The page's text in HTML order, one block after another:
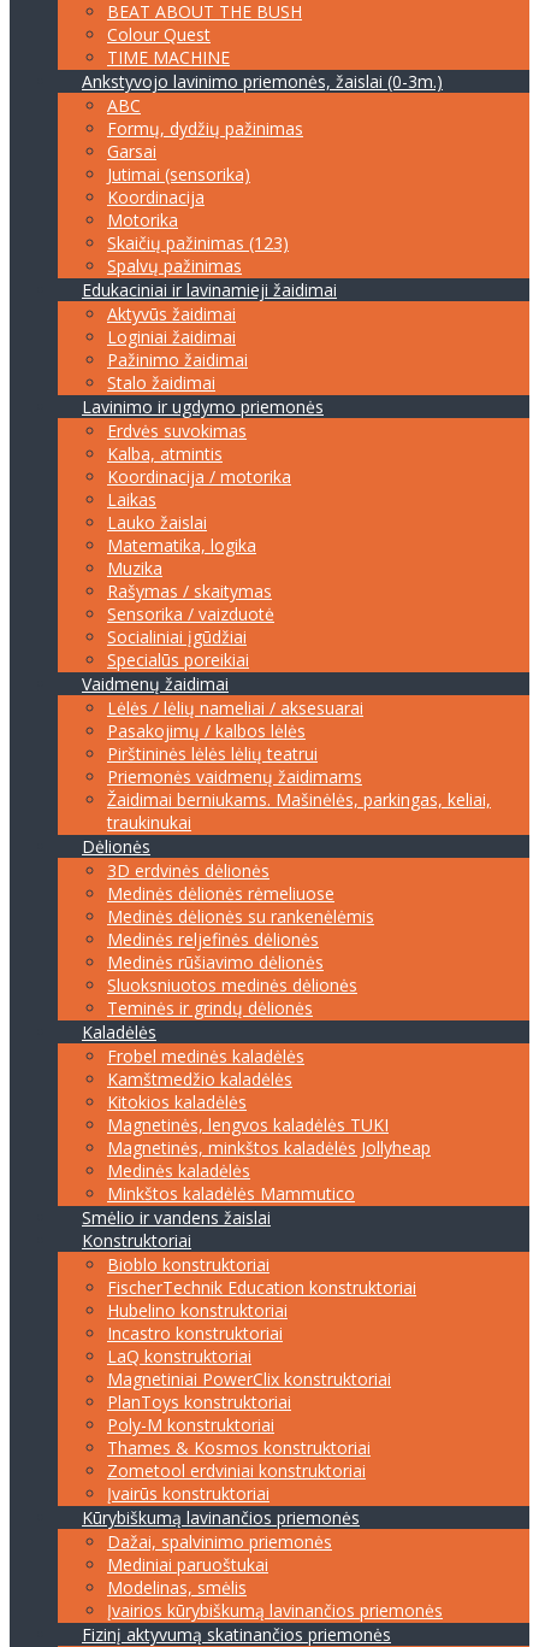
BEAT ABOUT THE BUSH
Colour Quest
TIME MACHINE
Ankstyvojo lavinimo priemonės, žaislai (0-3m.)
ABC
Formų, dydžių pažinimas
Garsai
Jutimai (sensorika)
Koordinacija
Motorika
Skaičių pažinimas (123)
Spalvų pažinimas
Edukaciniai ir lavinamieji žaidimai
Aktyvūs žaidimai
Loginiai žaidimai
Pažinimo žaidimai
Stalo žaidimai
Lavinimo ir ugdymo priemonės
Erdvės suvokimas
Kalba, atmintis
Koordinacija / motorika
Laikas
Lauko žaislai
Matematika, logika
Muzika
Rašymas / skaitymas
Sensorika / vaizduotė
Socialiniai įgūdžiai
Specialūs poreikiai
Vaidmenų žaidimai
Lėlės / lėlių nameliai / aksesuarai
Pasakojimų / kalbos lėlės
Pirštininės lėlės lėlių teatrui
Priemonės vaidmenų žaidimams
Žaidimai berniukams. Mašinėlės, parkingas, keliai,
traukinukai
Dėlionės
3D erdvinės dėlionės
Medinės dėlionės rėmeliuose
Medinės dėlionės su rankenėlėmis
Medinės reljefinės dėlionės
Medinės rūšiavimo dėlionės
Sluoksniuotos medinės dėlionės
Teminės ir grindų dėlionės
Kaladėlės
Frobel medinės kaladėlės
Kamštmedžio kaladėlės
Kitokios kaladėlės
Magnetinės, lengvos kaladėlės TUKI
Magnetinės, minkštos kaladėlės Jollyheap
Medinės kaladėlės
Minkštos kaladėlės Mammutico
Smėlio ir vandens žaislai
Konstruktoriai
Bioblo konstruktoriai
FischerTechnik Education konstruktoriai
Hubelino konstruktoriai
Incastro konstruktoriai
LaQ konstruktoriai
Magnetiniai PowerClix konstruktoriai
PlanToys konstruktoriai
Poly-M konstruktoriai
Thames & Kosmos konstruktoriai
Zometool erdviniai konstruktoriai
Įvairūs konstruktoriai
Kūrybiškumą lavinančios priemonės
Dažai, spalvinimo priemonės
Mediniai paruoštukai
Modelinas, smėlis
Įvairios kūrybiškumą lavinančios priemonės
Fizinį aktyvumą skatinančios priemonės